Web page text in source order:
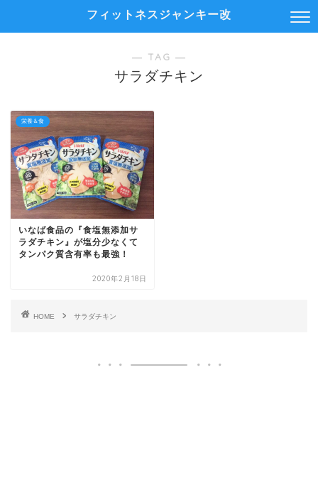
フィットネスジャンキー改
― TAG ―
サラダチキン
栄養＆食
いなば食品の『食塩無添加サ
ラダチキン』が塩分少なくて
タンパク質含有率も最強！
2020年2月18日
HOME サラダチキン